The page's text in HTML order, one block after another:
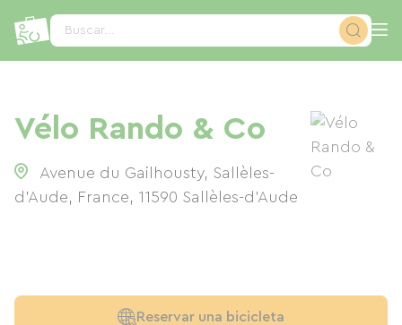
Buscar...
Vélo Rando & Co
Avenue du Gailhousty, Sallèles-
d'Aude, France, 11590 Sallèles-d'Aude
Reservar una bicicleta
Panel de gestión de cookies